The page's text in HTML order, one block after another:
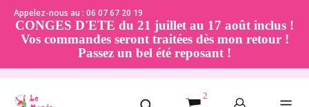
Appelez-nous au : 06 07 67 20 19
CONGES D'ETE du 21 juillet au 17 août inclus !
Vos commandes seront traitées dès mon retour !
Passez un bel été reposant !
2